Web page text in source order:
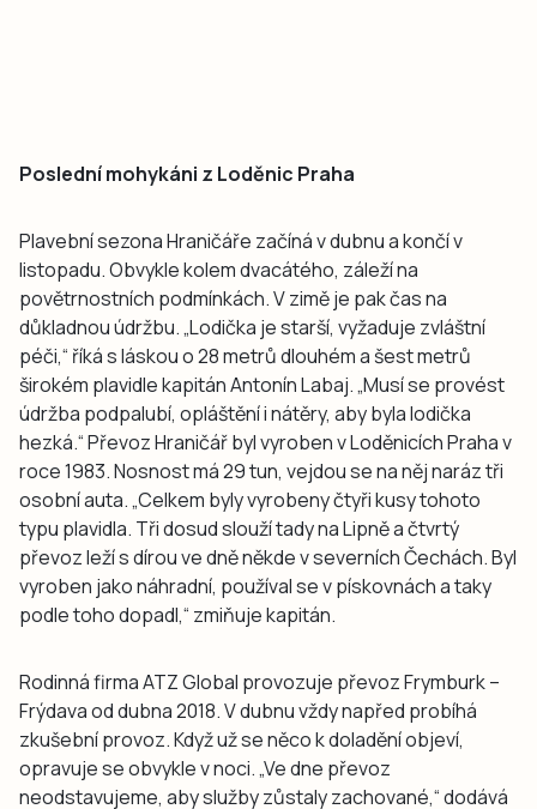
Poslední mohykáni z Loděnic Praha
Plavební sezona Hraničáře začíná v dubnu a končí v
listopadu. Obvykle kolem dvacátého, záleží na
povětrnostních podmínkách. V zimě je pak čas na
důkladnou údržbu. „Lodička je starší, vyžaduje zvláštní
péči,“ říká s láskou o 28 metrů dlouhém a šest metrů
širokém plavidle kapitán Antonín Labaj. „Musí se provést
údržba podpalubí, opláštění i nátěry, aby byla lodička
hezká.“ Převoz Hraničář byl vyroben v Loděnicích Praha v
roce 1983. Nosnost má 29 tun, vejdou se na něj naráz tři
osobní auta. „Celkem byly vyrobeny čtyři kusy tohoto
typu plavidla. Tři dosud slouží tady na Lipně a čtvrtý
převoz leží s dírou ve dně někde v severních Čechách. Byl
vyroben jako náhradní, používal se v pískovnách a taky
podle toho dopadl,“ zmiňuje kapitán.
Rodinná firma ATZ Global provozuje převoz Frymburk –
Frýdava od dubna 2018. V dubnu vždy napřed probíhá
zkušební provoz. Když už se něco k doladění objeví,
opravuje se obvykle v noci. „Ve dne převoz
neodstavujeme, aby služby zůstaly zachované,“ dodává